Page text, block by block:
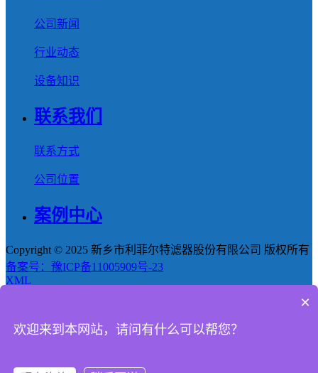
公司新闻
行业动态
设备知识
联系我们
联系方式
公司位置
案例中心
Copyright © 2025 新乡市利菲尔特滤器股份有限公司 版权所有
备案号：豫ICP备11005909号-23
XML
产品
新闻
×
欢迎来到本网站，请问有什么可以帮您？